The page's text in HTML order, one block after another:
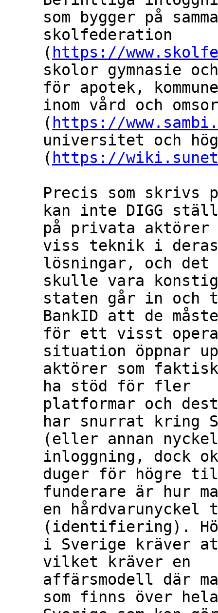
som bygger på
skolfederation
( https://
skolor gymnasie
för apotek,
inom vård och
( https://
universitet och
( https://
Precis som skrivs
kan inte DIGG
på privata
viss teknik i
lösningar, och
skulle vara
staten går in och
BankID att de
för ett visst
situation öppnar
aktörer som
ha stöd för fler
platformar och
har snurrat kring
(eller annan
inloggning, dock
duger för högre
funderare är hur
en
(identifiering).
i Sverige kräver
vilket kräver en
affärsmodell där
som finns över hela